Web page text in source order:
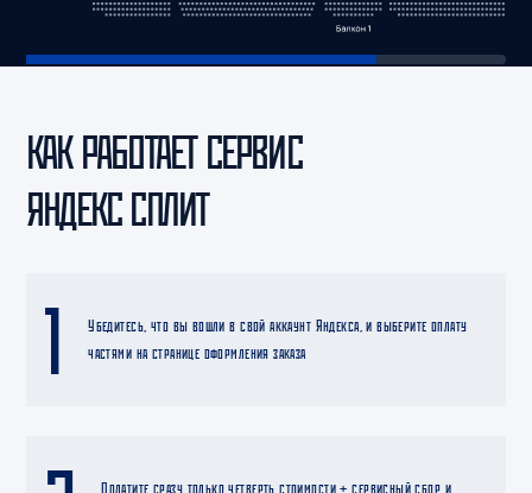
КАК РАБОТАЕТ СЕРВИС
ЯНДЕКС СПЛИТ
1
Убедитесь, что вы вошли в свой аккаунт Яндекса, и выберите оплату
частями на странице оформления заказа
Оплатите сразу только четверть стоимости + сервисный сбор и